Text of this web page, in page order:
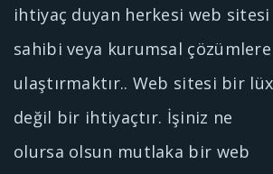
ihtiyaç duyan herkesi web sitesi
sahibi veya kurumsal çözümlere
ulaştırmaktır.. Web sitesi bir lüx
değil bir ihtiyaçtır. İşiniz ne
olursa olsun mutlaka bir web